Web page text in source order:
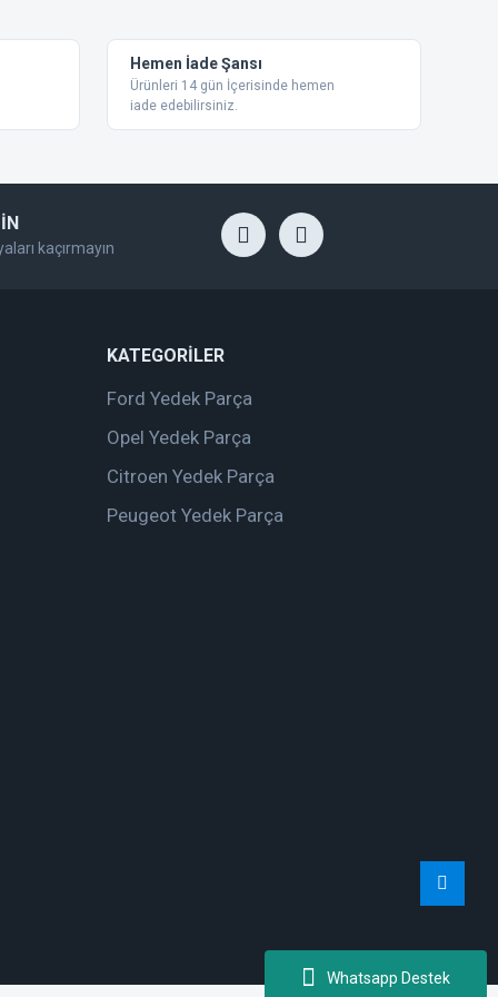
Whatsapp Destek
Hemen İade Şansı
Ürünleri 14 gün İçerisinde hemen
iade edebilirsiniz.
kaçırmayın
KATEGORİLER
Ford Yedek Parça
Opel Yedek Parça
Citroen Yedek Parça
Peugeot Yedek Parça